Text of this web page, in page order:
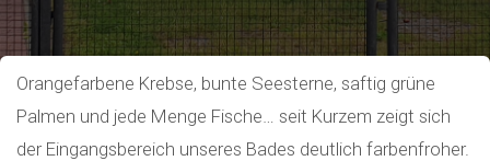
Orangefarbene Krebse, bunte Seesterne, saftig grüne
Palmen und jede Menge Fische… seit Kurzem zeigt sich
der Eingangsbereich unseres Bades deutlich farbenfroher.